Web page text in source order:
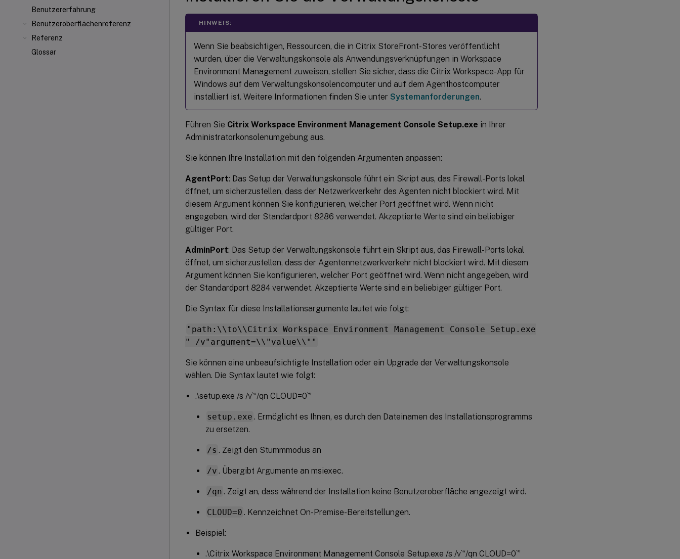
Benutzererfahrung
Benutzeroberflächenreferenz
Referenz
Glossar
HINWEIS:
Wenn Sie beabsichtigen, Ressourcen, die in Citrix StoreFront-Stores veröffentlicht
wurden, über die Verwaltungskonsole als Anwendungsverknüpfungen in Workspace
Environment Management zuweisen, stellen Sie sicher, dass die Citrix Workspace-App für
Windows auf dem Verwaltungskonsolencomputer und auf dem Agenthostcomputer
installiert ist. Weitere Informationen finden Sie unter Systemanforderungen.
Führen Sie Citrix Workspace Environment Management Console Setup.exe in Ihrer
Administratorkonsolenumgebung aus.
Sie können Ihre Installation mit den folgenden Argumenten anpassen:
AgentPort: Das Setup der Verwaltungskonsole führt ein Skript aus, das Firewall-Ports lokal
öffnet, um sicherzustellen, dass der Netzwerkverkehr des Agenten nicht blockiert wird. Mit
diesem Argument können Sie konfigurieren, welcher Port geöffnet wird. Wenn nicht
angegeben, wird der Standardport 8286 verwendet. Akzeptierte Werte sind ein beliebiger
gültiger Port.
AdminPort: Das Setup der Verwaltungskonsole führt ein Skript aus, das Firewall-Ports lokal
öffnet, um sicherzustellen, dass der Agentennetzwerkverkehr nicht blockiert wird. Mit diesem
Argument können Sie konfigurieren, welcher Port geöffnet wird. Wenn nicht angegeben, wird
der Standardport 8284 verwendet. Akzeptierte Werte sind ein beliebiger gültiger Port.
Die Syntax für diese Installationsargumente lautet wie folgt:
"path:\\to\\Citrix Workspace Environment Management Console Setup.exe
" /v"argument=\\"value\\""
Sie können eine unbeaufsichtigte Installation oder ein Upgrade der Verwaltungskonsole
wählen. Die Syntax lautet wie folgt:
.\setup.exe /s /v`“/qn CLOUD=0`”
setup.exe . Ermöglicht es Ihnen, es durch den Dateinamen des Installationsprogramms
zu ersetzen.
/s . Zeigt den Stummmodus an
/v . Übergibt Argumente an msiexec.
/qn . Zeigt an, dass während der Installation keine Benutzeroberfläche angezeigt wird.
CLOUD=0 . Kennzeichnet On-Premise-Bereitstellungen.
Beispiel:
.\Citrix Workspace Environment Management Console Setup.exe /s /v`“/qn CLOUD=0`”